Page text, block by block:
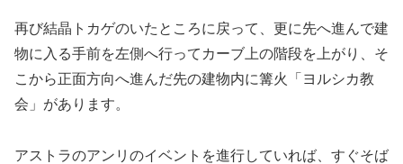
再び結晶トカゲのいたところに戻って、更に先へ進んで建
物に入る手前を左側へ行ってカーブ上の階段を上がり、そ
こから正面方向へ進んだ先の建物内に篝火「ヨルシカ教
会」があります。
アストラのアンリのイベントを進行していれば、すぐそば